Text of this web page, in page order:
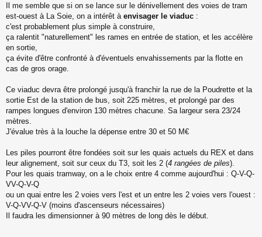
g
e
n
o
u
Il me semble que si on se lance sur le dénivellement des voies de tram
est-ouest à La Soie, on a intérêt à envisager le viaduc :
c'est probablement plus simple à construire,
ça ralentit "naturellement" les rames en entrée de station, et les accélère
en sortie,
ça évite d'être confronté à d'éventuels envahissements par la flotte en
cas de gros orage.
Ce viaduc devra être prolongé jusqu'à franchir la rue de la Poudrette et la
sortie Est de la station de bus, soit 225 mètres, et prolongé par des
rampes longues d'environ 130 mètres chacune. Sa largeur sera 23/24
mètres.
J'évalue très à la louche la dépense entre 30 et 50 M€
Les piles pourront être fondées soit sur les quais actuels du REX et dans
leur alignement, soit sur ceux du T3, soit les 2 (4 rangées de piles).
Pour les quais tramway, on a le choix entre 4 comme aujourd'hui : Q-V-Q-
VV-Q-V-Q
ou un quai entre les 2 voies vers l'est et un entre les 2 voies vers l'ouest :
V-Q-VV-Q-V (moins d'ascenseurs nécessaires)
Il faudra les dimensionner à 90 mètres de long dès le début.